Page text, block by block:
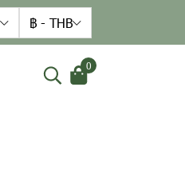
฿ - THB
0